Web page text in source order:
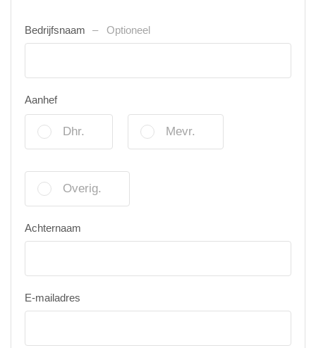
Bedrijfsnaam Optioneel
Aanhef
Dhr. Mevr.
Overig.
Achternaam
E-mailadres